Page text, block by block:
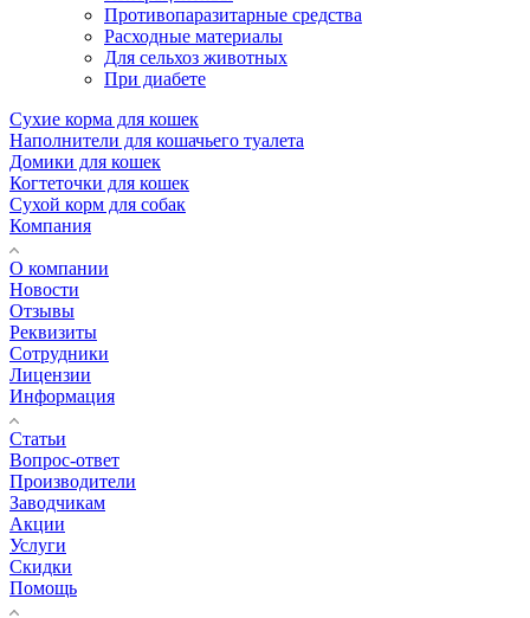
Противопаразитарные средства
Расходные материалы
Для сельхоз животных
При диабете
Сухие корма для кошек
Наполнители для кошачьего туалета
Домики для кошек
Когтеточки для кошек
Сухой корм для собак
Компания
О компании
Новости
Отзывы
Реквизиты
Сотрудники
Лицензии
Информация
Статьи
Вопрос-ответ
Производители
Заводчикам
Акции
Услуги
Скидки
Помощь